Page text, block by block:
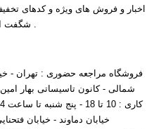
اخبار و فروش های ویژه و کدهای
شگفت انگیز را در ایمیل خود دریافت کنید .
فروشگاه مراجعه حضوری : تهران -
خیابان دماوند - خیابان